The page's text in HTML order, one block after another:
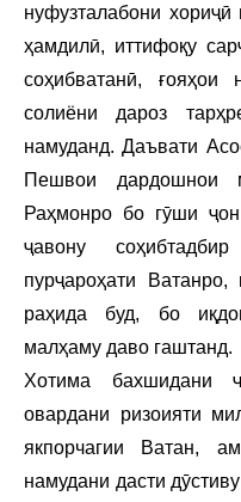
нуфузталабони
ҳамдилӣ, иттифоқу
соҳибватанӣ, ғояҳои
солиёни дароз
намуданд. Даъвати
Пешвои дардошнои
Раҳмонро бо гӯши
ҷавону
пурҷароҳати
раҳида буд, бо
малҳаму даво гаштанд.
Хотима бахшидани
овардани ризоияти
якпорчагии Ватан,
намудани дасти